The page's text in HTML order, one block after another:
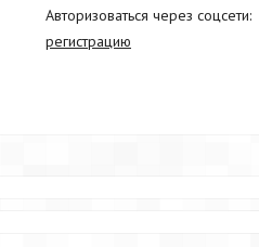
Авторизоваться через соцсети:
регистрацию